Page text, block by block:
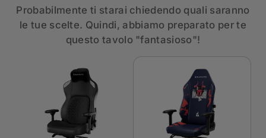
Probabilmente ti starai chiedendo quali saranno
le tue scelte. Quindi, abbiamo preparato per te
questo tavolo "fantasioso"!